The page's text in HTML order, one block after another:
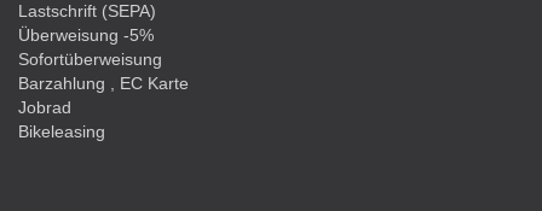
Lastschrift (SEPA)
Überweisung -5%
Sofortüberweisung
Barzahlung , EC Karte
Jobrad
Bikeleasing